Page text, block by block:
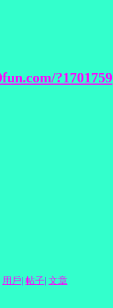
?1701759
用戶| 帖子| 文章